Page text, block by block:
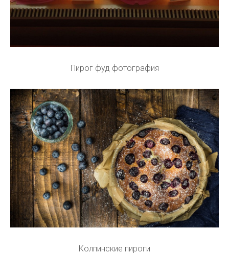
Пирог фуд фотография
Колпинские пироги